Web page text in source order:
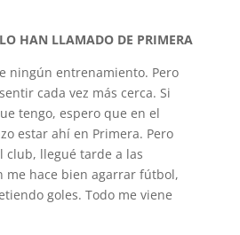
HAN LLAMADO DE PRIMERA
ningún entrenamiento. Pero
cada vez más cerca. Si
tengo, espero que en el
estar ahí en Primera. Pero
club, llegué tarde a las
me hace bien agarrar fútbol,
goles. Todo me viene